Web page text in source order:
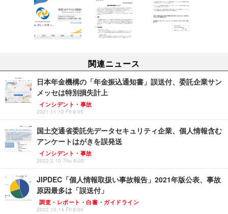
関連ニュース
日本年金機構の「年金振込通知書」誤送付、委託企業サン
メッセは特別損失計上
インシデント・事故
2021.11.12 Fri 8:05
国土交通省委託先データセキュリティ企業、個人情報含む
アンケートはがきを誤発送
インシデント・事故
2022.2.10 Thu 8:05
JIPDEC「個人情報取扱い事故報告」2021年版公表、事故
原因最多は「誤送付」
調査・レポート・白書・ガイドライン
2022.10.14 Fri 8:00